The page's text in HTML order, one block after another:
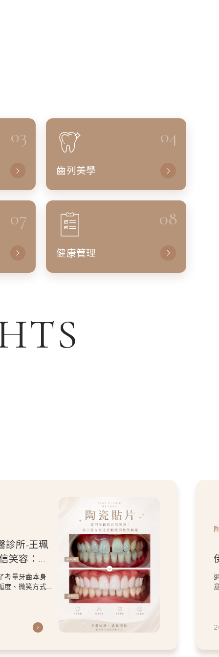
03 04
齒列美學
07 08
健康管理
診所-王珮
笑容：美
笑曲線
考量牙齒本身
度、微笑方式